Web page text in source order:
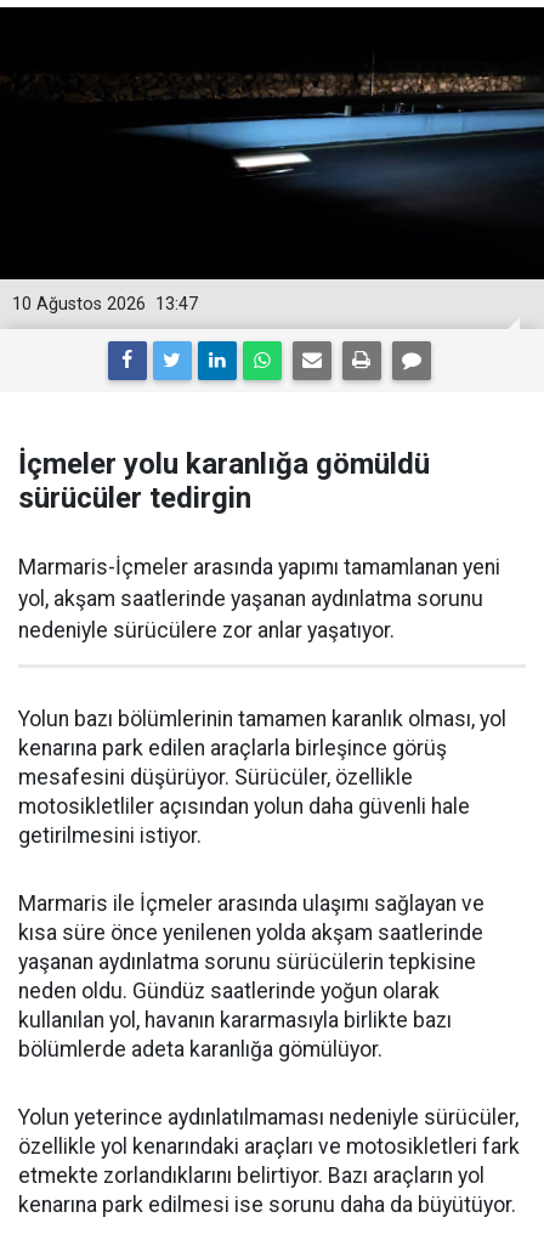
13:47
10 Ağustos 2026
İçmeler yolu karanlığa gömüldü
sürücüler tedirgin
Marmaris-İçmeler arasında yapımı tamamlanan yeni
yol, akşam saatlerinde yaşanan aydınlatma sorunu
nedeniyle sürücülere zor anlar yaşatıyor.
Yolun bazı bölümlerinin tamamen karanlık olması, yol
kenarına park edilen araçlarla birleşince görüş
mesafesini düşürüyor. Sürücüler, özellikle
motosikletliler açısından yolun daha güvenli hale
getirilmesini istiyor.
Marmaris ile İçmeler arasında ulaşımı sağlayan ve
kısa süre önce yenilenen yolda akşam saatlerinde
yaşanan aydınlatma sorunu sürücülerin tepkisine
neden oldu. Gündüz saatlerinde yoğun olarak
kullanılan yol, havanın kararmasıyla birlikte bazı
bölümlerde adeta karanlığa gömülüyor.
Yolun yeterince aydınlatılmaması nedeniyle sürücüler,
özellikle yol kenarındaki araçları ve motosikletleri fark
etmekte zorlandıklarını belirtiyor. Bazı araçların yol
kenarına park edilmesi ise sorunu daha da büyütüyor.